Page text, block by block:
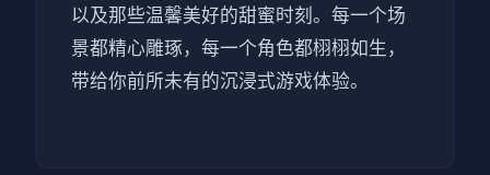
以及那些温馨美好的甜蜜时刻。每一个场
景都精心雕琢，每一个角色都栩栩如生，
带给你前所未有的沉浸式游戏体验。